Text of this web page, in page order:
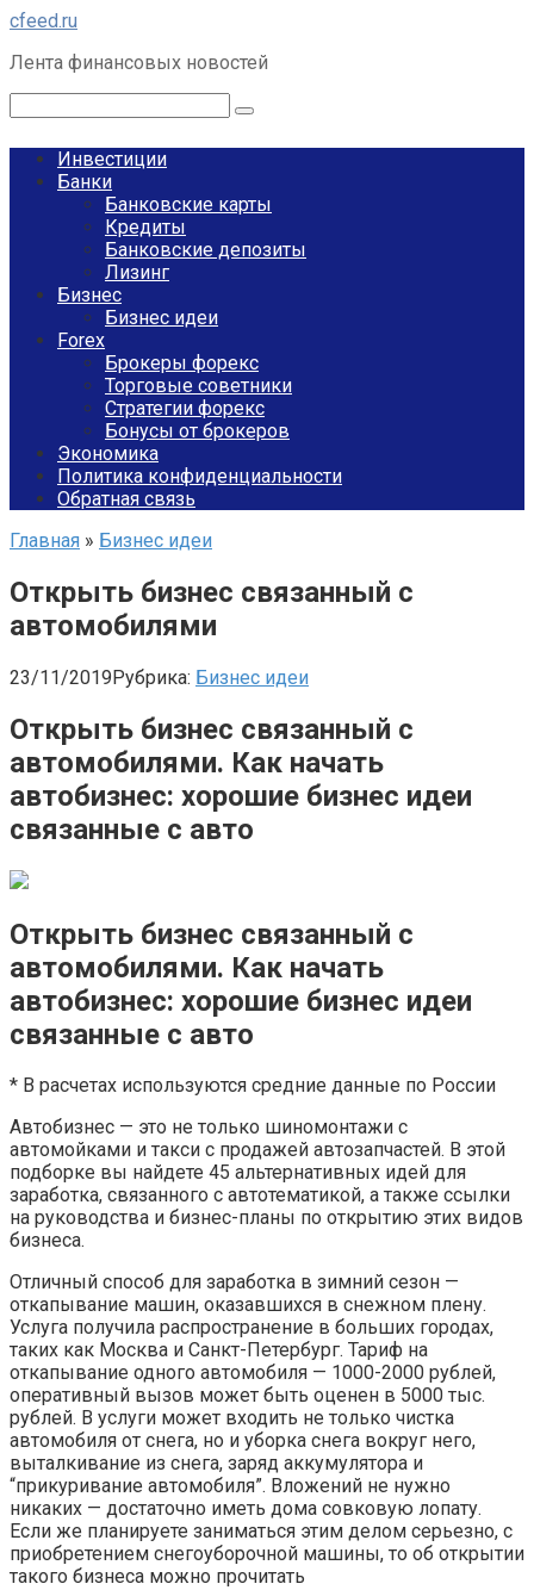
Перейти
контенту
cfeed.ru
Лента финансовых новостей
Инвестиции
Банки
Банковские карты
Кредиты
Банковские депозиты
Лизинг
Бизнес
Бизнес идеи
Forex
Брокеры форекс
Торговые советники
Стратегии форекс
Бонусы от брокеров
Экономика
Политика конфиденциальности
Обратная связь
Главная » Бизнес идеи
Открыть бизнес связанный с
автомобилями
23/11/2019Рубрика: Бизнес идеи
Открыть бизнес связанный с
автомобилями. Как начать
автобизнес: хорошие бизнес идеи
связанные с авто
Открыть бизнес связанный с
автомобилями. Как начать
автобизнес: хорошие бизнес идеи
связанные с авто
* В расчетах используются средние данные по России
Автобизнес — это не только шиномонтажи с
автомойками и такси с продажей автозапчастей. В этой
подборке вы найдете 45 альтернативных идей для
заработка, связанного с автотематикой, а также ссылки
на руководства и бизнес-планы по открытию этих видов
бизнеса.
Отличный способ для заработка в зимний сезон —
откапывание машин, оказавшихся в снежном плену.
Услуга получила распространение в больших городах,
таких как Москва и Санкт-Петербург. Тариф на
откапывание одного автомобиля — 1000-2000 рублей,
оперативный вызов может быть оценен в 5000 тыс.
рублей. В услуги может входить не только чистка
автомобиля от снега, но и уборка снега вокруг него,
выталкивание из снега, заряд аккумулятора и
“прикуривание автомобиля”. Вложений не нужно
никаких — достаточно иметь дома совковую лопату.
Если же планируете заниматься этим делом серьезно, с
приобретением снегоуборочной машины, то об открытии
такого бизнеса можно прочитать